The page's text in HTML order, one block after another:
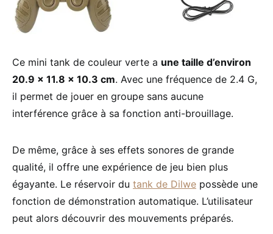
Ce mini tank de couleur verte a une taille d’environ
20.9 x 11.8 x 10.3 cm. Avec une fréquence de 2.4 G,
il permet de jouer en groupe sans aucune
interférence grâce à sa fonction anti-brouillage.
De même, grâce à ses effets sonores de grande
qualité, il offre une expérience de jeu bien plus
égayante. Le réservoir du tank de Dilwe possède une
fonction de démonstration automatique. L’utilisateur
peut alors découvrir des mouvements préparés.